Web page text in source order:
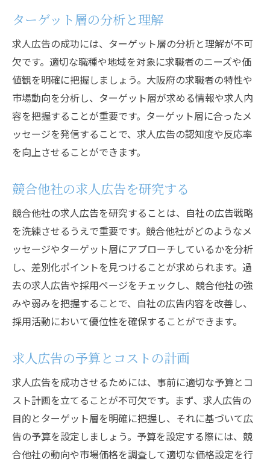
具体的な業務内容と待遇条件の記載方法
魅力的な求人タイトルとキャッチコピーの
作成
企業の強みをアピールする方法
求人広告の内容を定期的にアップデートす
る
求職者の期待に応える求人広告とは
求職者に響く求人広告の構成
求職者のフィードバックを活かす求人広告
求人広告における透明性と信頼性の確保
求職者に対する迅速な対応の重要性
求人広告配信チャネルの選択とその効果
オンライン求人サイトの活用法
SNSを使った求人広告の配信テクニック
リファラル採用プログラムの導入
企業ウェブサイトでの求人広告の効果
多様なチャネルを組み合わせた求人戦略
採用成功へ導く具体的な求人広告アプローチ
データ分析を活用した求人広告の改善
ターゲット層の分析と理解
求人広告の成功には、ターゲット層の分析と理解が不可
欠です。適切な職種や地域を対象に求職者のニーズや価
値観を明確に把握しましょう。大阪府の求職者の特性や
市場動向を分析し、ターゲット層が求める情報や求人内
容を把握することが重要です。ターゲット層に合ったメ
ッセージを発信することで、求人広告の認知度や反応率
を向上させることができます。
競合他社の求人広告を研究する
競合他社の求人広告を研究することは、自社の広告戦略
を洗練させるうえで重要です。競合他社がどのようなメ
ッセージやターゲット層にアプローチしているかを分析
し、差別化ポイントを見つけることが求められます。過
去の求人広告や採用ページをチェックし、競合他社の強
みや弱みを把握することで、自社の広告内容を改善し、
採用活動において優位性を確保することができます。
求人広告の予算とコストの計画
求人広告を成功させるためには、事前に適切な予算とコ
スト計画を立てることが不可欠です。まず、求人広告の
目的とターゲット層を明確に把握し、それに基づいて広
告の予算を設定しましょう。予算を設定する際には、競
合他社の動向や市場価格を調査して適切な価格設定を行